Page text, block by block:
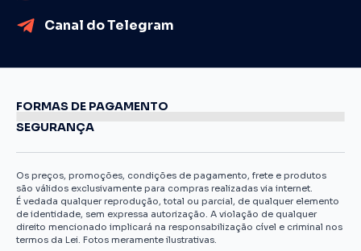
Canal do Telegram
FORMAS DE PAGAMENTO
SEGURANÇA
Os preços, promoções, condições de pagamento, frete e produtos
são válidos exclusivamente para compras realizadas via internet.
É vedada qualquer reprodução, total ou parcial, de qualquer elemento
de identidade, sem expressa autorização. A violação de qualquer
direito mencionado implicará na responsabilização cível e criminal nos
termos da Lei. Fotos meramente ilustrativas.